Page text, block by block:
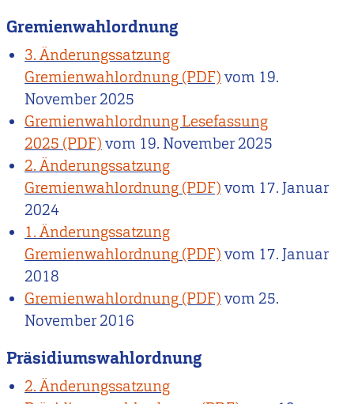
Gremienwahlordnung
3. Änderungssatzung
Gremienwahlordnung
vom 19.
November 2025
Gremienwahlordnung Lesefassung
2025
vom 19. November 2025
2. Änderungssatzung
Gremienwahlordnung
vom 17. Januar
2024
1. Änderungssatzung
Gremienwahlordnung
vom 17. Januar
2018
Gremienwahlordnung
vom25.
November 2016
Präsidiumswahlordnung
2. Änderungssatzung